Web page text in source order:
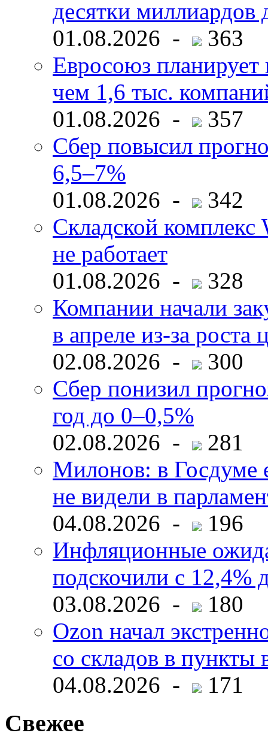
десятки миллиардов
01.08.2026 -
363
Евросоюз планирует
чем 1,6 тыс.
01.08.2026 -
357
Сбер повысил
6,5–7%
01.08.2026 -
342
Складской комплекс
не работает
01.08.2026 -
328
Компании начали
в апреле из-за роста
02.08.2026 -
300
Сбер понизил
год до 0–0,5%
02.08.2026 -
281
Милонов: в Госдуме
не видели в
04.08.2026 -
196
Инфляционные
подскочили с 12,4%
03.08.2026 -
180
Ozon начал
со складов в пункты
04.08.2026 -
171
Свежее